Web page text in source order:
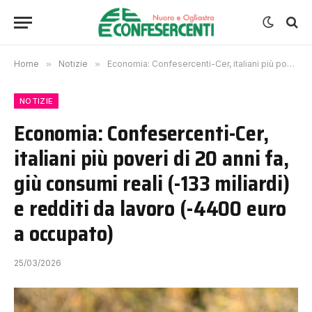
Home » Notizie » Economia: Confesercenti-Cer, italiani più poveri di 20 anni fa, giù consumi reali (-133 miliardi) e redditi da lavoro (-4400 euro a occupato)
NOTIZIE
Economia: Confesercenti-Cer,
italiani più poveri di 20 anni fa,
giù consumi reali (-133 miliardi)
e redditi da lavoro (-4400 euro
a occupato)
25/03/2026